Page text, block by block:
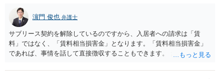
濵門 俊也 弁護士
サブリース契約を解除しているのですから、入居者への請求は「賃
料」ではなく、「賃料相当損害金」となります。「賃料相当損害金」
であれば、事情を話して直接徴収することもできます。 ただ、不法な
ことをお勧めします。